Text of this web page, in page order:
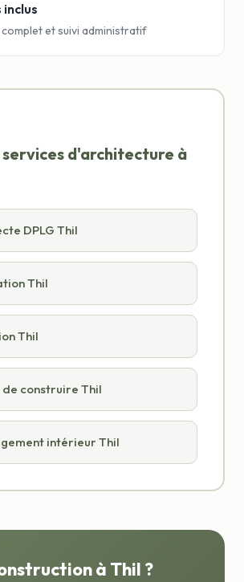
inclus
et suivi administratif
d'architecture à
DPLG Thil
Thil
Thil
de construire Thil
intérieur Thil
à Thil ?